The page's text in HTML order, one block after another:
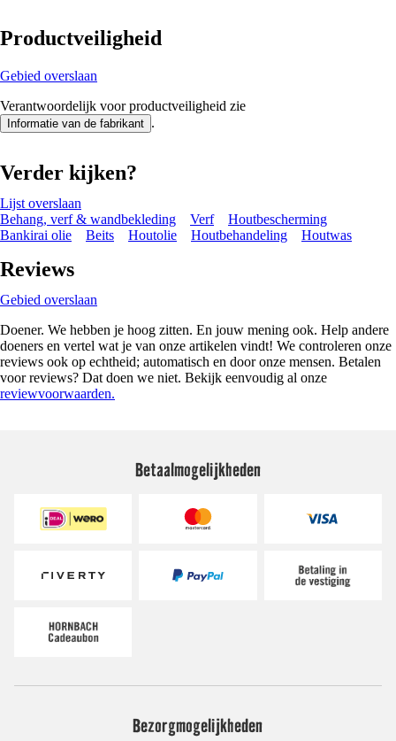
Productveiligheid
Gebied overslaan
Verantwoordelijk voor productveiligheid zie
Informatie van de fabrikant .
Verder kijken?
Lijst overslaan
Behang, verf & wandbekleding
Verf
Houtbescherming
Bankirai olie
Beits Houtolie Houtbehandeling Houtwas
Reviews
Gebied overslaan
Doener. We hebben je hoog zitten. En jouw mening ook. Help andere
doeners en vertel wat je van onze artikelen vindt! We controleren onze
reviews ook op echtheid; automatisch en door onze mensen. Betalen
voor reviews? Dat doen we niet. Bekijk eenvoudig al onze
reviewvoorwaarden.
Betaalmogelijkheden
Bezorgmogelijkheden